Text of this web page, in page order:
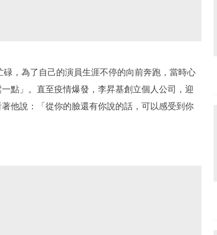
，為了自己的演員生涯不停的向前奔跑，當時心
點」。直至疫情爆發，李昇基創立個人公司，迎
他說：「從你的臉還有你說的話，可以感受到你